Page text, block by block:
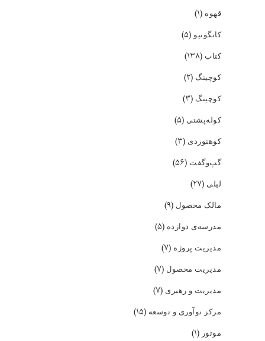
قهوه (۱)
کانگونیو(۵)
کتاب (۱۳۸)
کوچینگ (۲)
کوچینگ (۳)
کوله‌پشتی (۵)
کوهنوردی (۳)
گپ‌و‌گفت (۵۶)
لیلی (۲۷)
مالک محصول (۹)
مدرسه‌ی دوازده (۵)
مدیریت پروژه (۷)
مدیریت محصول (۷)
مدیریت و رهبری (۷)
مرکز نوآوری و توسعه (۱۵)
موتور (۱)